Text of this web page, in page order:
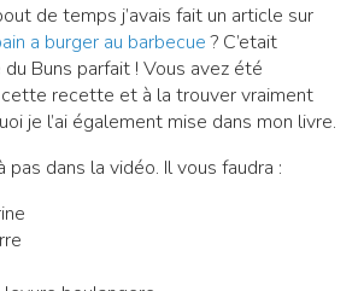
de temps j’avais fait un article sur
a burger au barbecue? C’etait
Buns parfait ! Vous avez été
recette et à la trouver vraiment
je l’ai également mise dans mon livre.
pas dans la vidéo. Il vous faudra :